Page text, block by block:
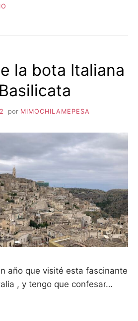
la bota Italiana
por MIMOCHILAMEPESA
año que visité esta fascinante
, y tengo que confesar…